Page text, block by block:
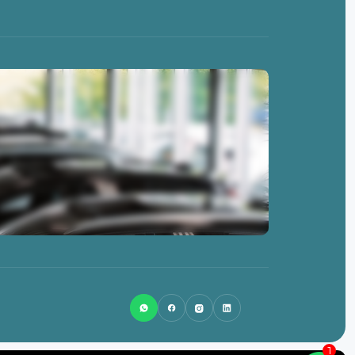
Badweg 58
Gorredijk
1